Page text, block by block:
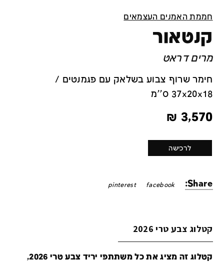
חממת האמנים העצמאים
קנטאור
מרים דראט
חימר שרוף צבוע בשלאק עם פגמנטים /
37x20x18 ס''מ
3,570
₪
לרכישה
Share:
facebook
pinterest
קטלוג צבע טרי 2026
קטלוג זה מציג את כל משתתפי יריד צבע טרי 2026,